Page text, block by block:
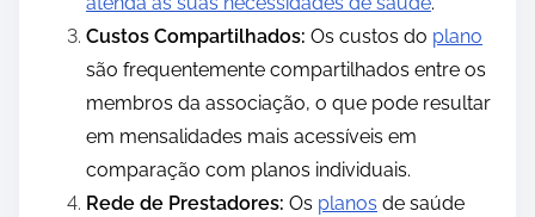
Custos Compartilhados: Os custos do plano
são frequentemente compartilhados entre os
membros da associação, o que pode resultar
em mensalidades mais acessíveis em
comparação com planos individuais.
Rede de Prestadores: Os planos de saúde